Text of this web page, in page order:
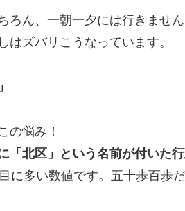
ろん、一朝一夕には行きませ
ズバリこうなっています。
の悩み！
「北区」という名前が付いた
に多い数値です。五十歩百歩